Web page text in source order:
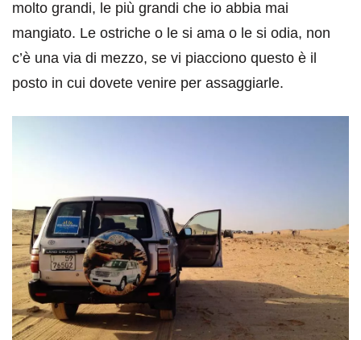
molto grandi, le più grandi che io abbia mai
mangiato. Le ostriche o le si ama o le si odia, non
c’è una via di mezzo, se vi piacciono questo è il
posto in cui dovete venire per assaggiarle.